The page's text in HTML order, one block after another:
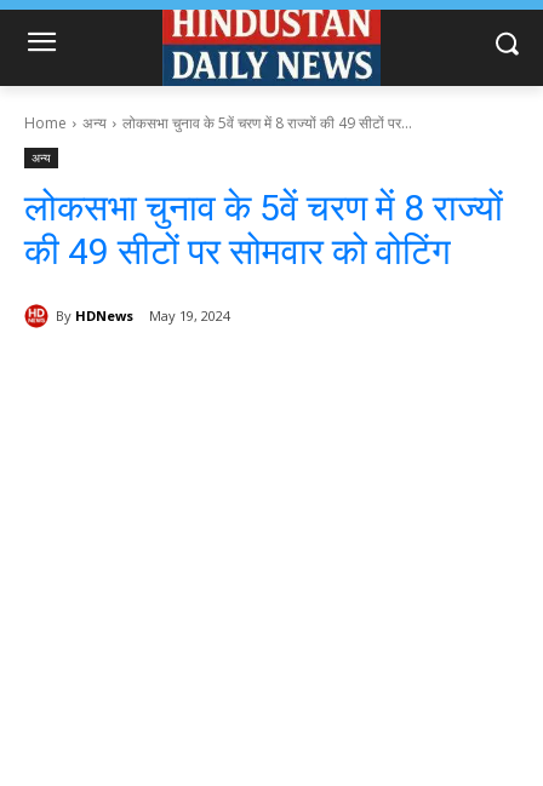
Home अन्य लोकसभा चुनाव के 5वें चरण में 8 राज्यों की 49 सीटों पर...
अन्य
लोकसभा चुनाव के 5वें चरण में 8 राज्यों
की 49 सीटों पर सोमवार को वोटिंग
By HDNews May 19, 2024